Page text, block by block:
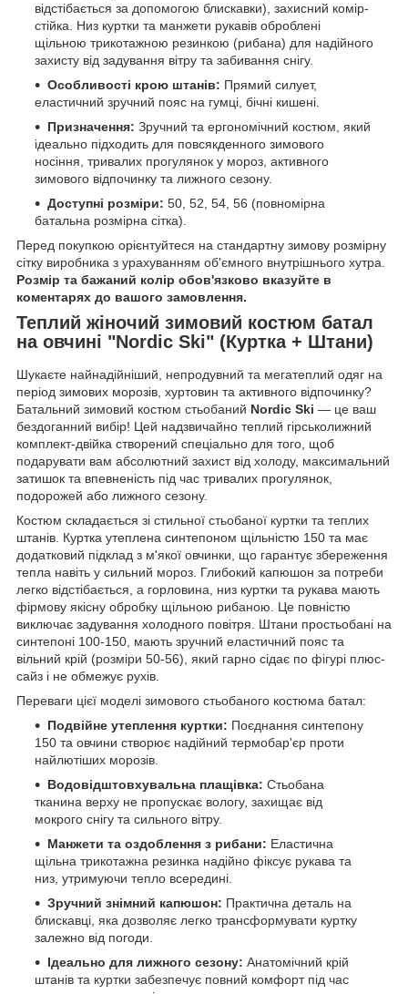
відстібається за допомогою блискавки), захисний комір-
стійка. Низ куртки та манжети рукавів оброблені
щільною трикотажною резинкою (рибана) для надійного
захисту від задування вітру та забивання снігу.
Особливості крою штанів: Прямий силует,
еластичний зручний пояс на гумці, бічні кишені.
Призначення: Зручний та ергономічний костюм, який
ідеально підходить для повсякденного зимового
носіння, тривалих прогулянок у мороз, активного
зимового відпочинку та лижного сезону.
Доступні розміри: 50, 52, 54, 56 (повномірна
батальна розмірна сітка).
Перед покупкою орієнтуйтеся на стандартну зимову розмірну
сітку виробника з урахуванням об'ємного внутрішнього хутра.
Розмір та бажаний колір обов'язково вказуйте в
коментарях до вашого замовлення.
Теплий жіночий зимовий костюм батал
на овчині "Nordic Ski" (Куртка + Штани)
Шукаєте найнадійніший, непродувний та мегатеплий одяг на
період зимових морозів, хуртовин та активного відпочинку?
Батальний зимовий костюм стьобаний Nordic Ski — це ваш
бездоганний вибір! Цей надзвичайно теплий гірськолижний
комплект-двійка створений спеціально для того, щоб
подарувати вам абсолютний захист від холоду, максимальний
затишок та впевненість під час тривалих прогулянок,
подорожей або лижного сезону.
Костюм складається зі стильної стьобаної куртки та теплих
штанів. Куртка утеплена синтепоном щільністю 150 та має
додатковий підклад з м'якої овчинки, що гарантує збереження
тепла навіть у сильний мороз. Глибокий капюшон за потреби
легко відстібається, а горловина, низ куртки та рукава мають
фірмову якісну обробку щільною рибаною. Це повністю
виключає задування холодного повітря. Штани простьобані на
синтепоні 100-150, мають зручний еластичний пояс та
вільний крій (розміри 50-56), який гарно сідає по фігурі плюс-
сайз і не обмежує рухів.
Переваги цієї моделі зимового стьобаного костюма батал:
Подвійне утеплення куртки: Поєднання синтепону
150 та овчини створює надійний термобар'єр проти
найлютіших морозів.
Водовідштовхувальна плащівка: Стьобана
тканина верху не пропускає вологу, захищає від
мокрого снігу та сильного вітру.
Манжети та оздоблення з рибани: Еластична
щільна трикотажна резинка надійно фіксує рукава та
низ, утримуючи тепло всередині.
Зручний знімний капюшон: Практична деталь на
блискавці, яка дозволяє легко трансформувати куртку
залежно від погоди.
Ідеально для лижного сезону: Анатомічний крій
штанів та куртки забезпечує повний комфорт під час